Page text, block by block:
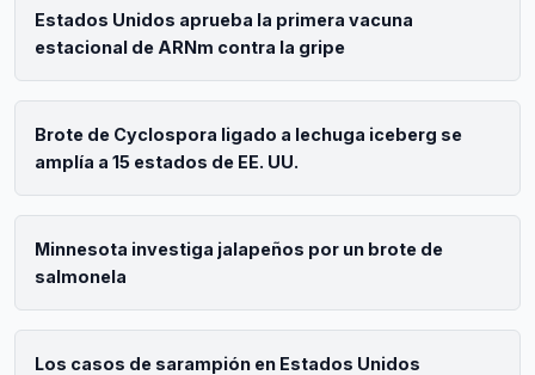
Estados Unidos aprueba la primera vacuna
estacional de ARNm contra la gripe
Brote de Cyclospora ligado a lechuga iceberg se
amplía a 15 estados de EE. UU.
Minnesota investiga jalapeños por un brote de
salmonela
Los casos de sarampión en Estados Unidos